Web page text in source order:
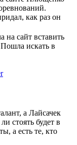
как раз он
на сайт вставить
искать в
а Лайсачек
стоять будет в
а есть те, кто